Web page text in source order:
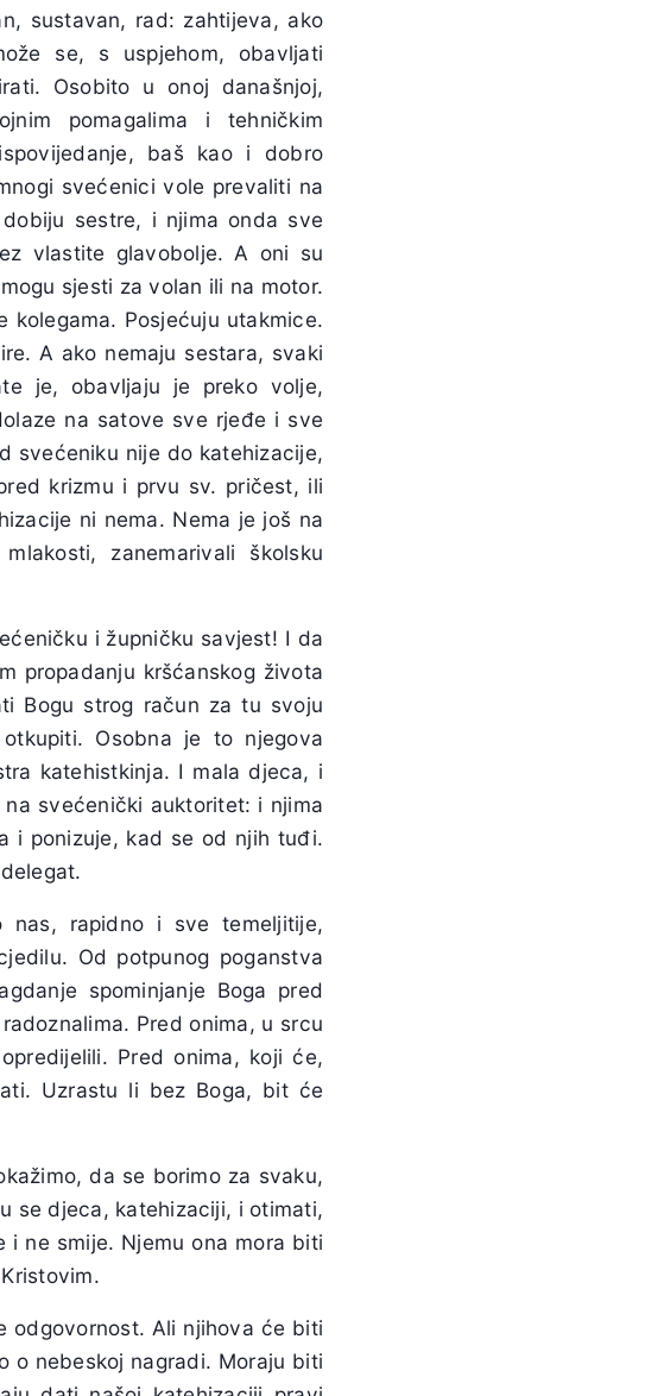
sustavan, rad: zahtijeva, ako
se, s uspjehom, obavljati
Osobito u onoj današnjoj,
pomagalima i tehničkim
baš kao i dobro
svećenici vole prevaliti na
sestre, i njima onda sve
vlastite glavobolje. A oni su
sjesti za volan ili na motor.
Posjećuju utakmice.
A ako nemaju sestara, svaki
je, obavljaju je preko volje,
na satove sve rjeđe i sve
svećeniku nije do katehizacije,
krizmu i prvu sv. pričest, ili
ni nema. Nema je još na
zanemarivali školsku
i župničku savjest! I da
propadanju kršćanskog života
Bogu strog račun za tu svoju
Osobna je to njegova
katehistkinja. I mala djeca, i
svećenički auktoritet: i njima
i ponizuje, kad se od njih tuđi.
rapidno i sve temeljitije,
Od potpunog poganstva
spominjanje Boga pred
Pred onima, u srcu
Pred onima, koji će,
Uzrastu li bez Boga, bit će
da se borimo za svaku,
se djeca, katehizaciji, i otimati,
ne smije. Njemu ona mora biti
odgovornost. Ali njihova će biti
o nebeskoj nagradi. Moraju biti